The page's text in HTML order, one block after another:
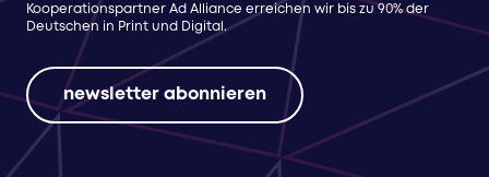
Kooperationspartner Ad Alliance erreichen wir bis zu 90% der
Deutschen in Print und Digital.
newsletter abonnieren